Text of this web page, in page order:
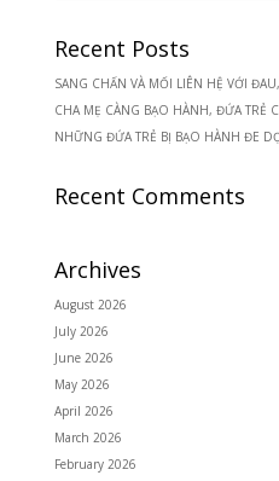
Recent Posts
SANG CHẤN VÀ MỐI LIÊN HỆ VỚI
CHA MẸ CÀNG BẠO HÀNH, ĐỨA TRẺ
NHỮNG ĐỨA TRẺ BỊ BẠO HÀNH ĐE
Recent Comments
Archives
August 2026
July 2026
June 2026
May 2026
April 2026
March 2026
February 2026